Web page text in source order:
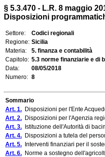
§ 5.3.470 - L.R. 8 maggio
Disposizioni
Settore:
Codici regionali
Regione: Sicilia
Materia:
5. finanza e contabilità
Capitolo: 5.3 norme finanziarie e di
Data:
08/05/2018
Numero: 8
Sommario
Art. 1. Disposizioni per l'Ente
Art. 2. Disposizioni per l'Agenzia
Art. 3. Istituzione dell'Autorità di
Art. 4. Disposizioni a tutela del
Art. 5. Interventi finanziari per il
Art. 6. Norme a sostegno